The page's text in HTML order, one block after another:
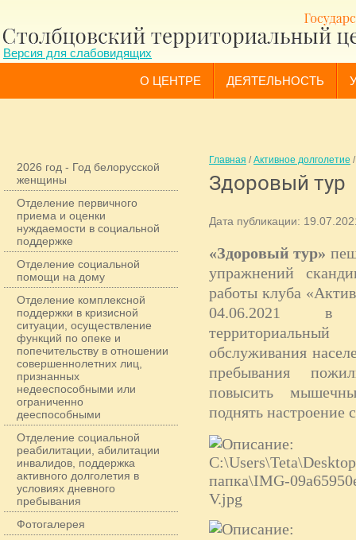
О ЦЕНТРЕ ДЕЯТЕЛЬНОСТЬ
Версия для слабовидящих
2026 год - Год белорусской
женщины
Отделение первичного
приема и оценки
нуждаемости в социальной
поддержке
Отделение социальной
помощи на дому
Отделение комплексной
поддержки в кризисной
ситуации, осуществление
функций по опеке и
попечительству в отношении
совершеннолетних лиц,
признанных
недееспособными или
ограниченно
дееспособными
Отделение социальной
реабилитации, абилитации
инвалидов, поддержка
активного долголетия в
условиях дневного
пребывания
Фотогалерея
Главная /Активное долголетие
Здоровый тур
Дата публикации:
«Здоровый тур»
упражнений
работы клуба
04.06.2021 в
обслуживания
пребывания
повысить
поднять настроение